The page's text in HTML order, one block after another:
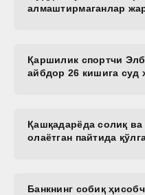
алмаштирмаганлар
Қаршилик спортчи
айбдор 26 кишига суд
Қашқадарёда солиқ
олаётган пайтида
Банкнинг собиқ